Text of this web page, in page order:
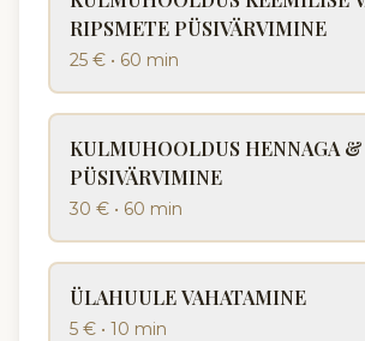
RIPSMETE PÜSIVÄRVIMINE
25 € • 60 min
KULMUHOOLDUS HENNAGA
PÜSIVÄRVIMINE
30 € • 60 min
ÜLAHUULE VAHATAMINE
5 € • 10 min